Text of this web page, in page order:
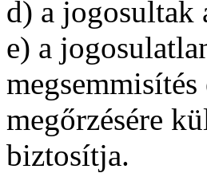
d) a jogosultak
e) a
megőrzésére
biztosítja.